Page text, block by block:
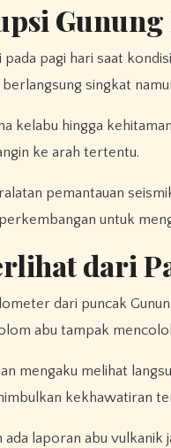
pada pagi hari saat
singkat
kelabu hingga
ke arah tertentu.
pemantauan
untuk
dari
dari puncak
abu tampak
mengaku melihat
kekhawatiran
ada laporan abu